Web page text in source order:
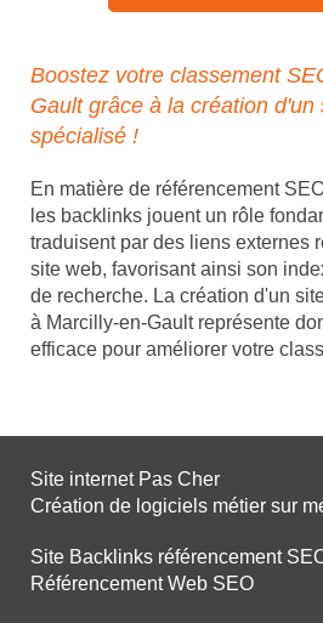
Boostez votre classement
Gault grâce à la création d'un
spécialisé !
En matière de référencement
les backlinks jouent un rôle
traduisent par des liens externes
site web, favorisant ainsi son
de recherche. La création d'un
à Marcilly-en-Gault représente
efficace pour améliorer votre
Site internet Pas Cher
Création de logiciels métier sur
Site Backlinks référencement
Référencement Web SEO